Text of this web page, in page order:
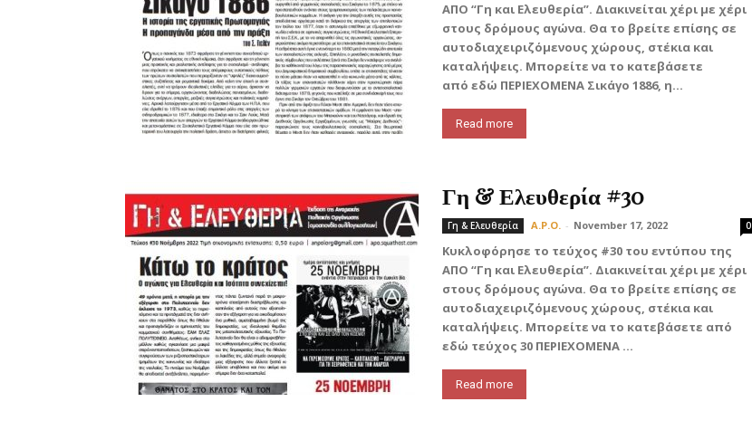
ΑΠΟ “Γη και Ελευθερία”. Διακινείται χέρι με χέρι
στους δρόμους αγώνα. Θα το βρείτε επίσης σε
αυτοδιαχειριζόμενους χώρους, στέκια και
καταλήψεις. Μπορείτε να το κατεβάσετε
από εδώ ΠΕΡΙΕΧΟΜΕΝΑ Σικάγο 1886, η...
Read more
Γη & Ελευθερία #30
Γη & Ελευθερία A.P.O. - November 17, 2022 0
Κυκλοφόρησε το τεύχος #30 του εντύπου της
ΑΠΟ “Γη και Ελευθερία”. Διακινείται χέρι με χέρι
στους δρόμους αγώνα. Θα το βρείτε επίσης σε
αυτοδιαχειριζόμενους χώρους, στέκια και
καταλήψεις. Μπορείτε να το κατεβάσετε από
εδώ τεύχος 30 ΠΕΡΙΕΧΟΜΕΝΑ ...
Read more